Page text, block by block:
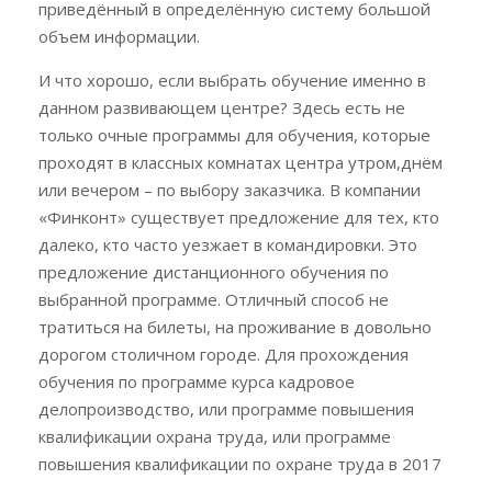
приведённый в определённую систему большой
объем информации.
И что хорошо, если выбрать обучение именно в
данном развивающем центре? Здесь есть не
только очные программы для обучения, которые
проходят в классных комнатах центра утром,днём
или вечером – по выбору заказчика. В компании
«Финконт» существует предложение для тех, кто
далеко, кто часто уезжает в командировки. Это
предложение дистанционного обучения по
выбранной программе. Отличный способ не
тратиться на билеты, на проживание в довольно
дорогом столичном городе. Для прохождения
обучения по программе курса кадровое
делопроизводство, или программе повышения
квалификации охрана труда, или программе
повышения квалификации по охране труда в 2017